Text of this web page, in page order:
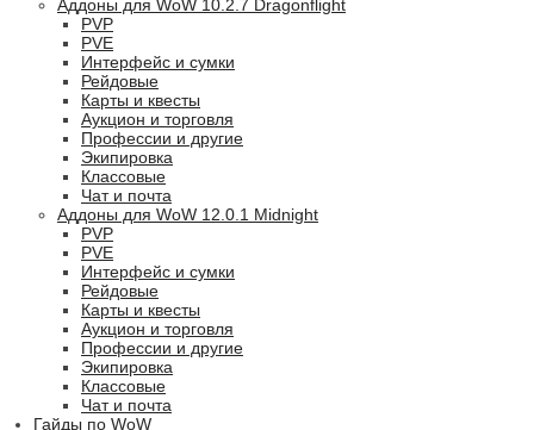
Аддоны для WoW 10.2.7 Dragonflight
PVP
PVE
Интерфейс и сумки
Рейдовые
Карты и квесты
Аукцион и торговля
Профессии и другие
Экипировка
Классовые
Чат и почта
Аддоны для WoW 12.0.1 Midnight
PVP
PVE
Интерфейс и сумки
Рейдовые
Карты и квесты
Аукцион и торговля
Профессии и другие
Экипировка
Классовые
Чат и почта
Гайды по WoW